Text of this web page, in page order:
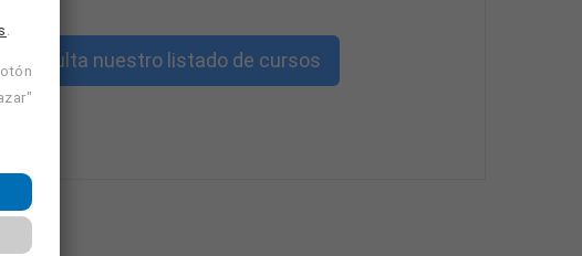
Consulta nuestro listado de cursos